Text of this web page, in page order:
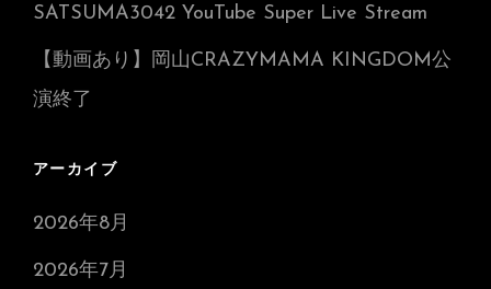
SATSUMA3042 YouTube Super Live Stream
【動画あり】岡山CRAZYMAMA KINGDOM公
演終了
アーカイブ
2026年8月
2026年7月